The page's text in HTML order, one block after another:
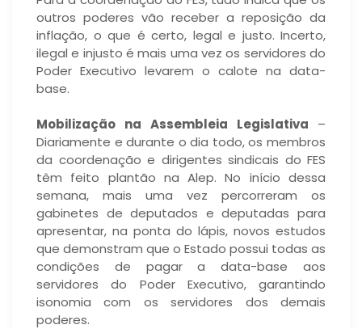
outros poderes vão receber a reposição da
inflação, o que é certo, legal e justo. Incerto,
ilegal e injusto é mais uma vez os servidores do
Poder Executivo levarem o calote na data-
base.
Mobilização na Assembleia Legislativa –
Diariamente e durante o dia todo, os membros
da coordenação e dirigentes sindicais do FES
têm feito plantão na Alep. No início dessa
semana, mais uma vez percorreram os
gabinetes de deputados e deputadas para
apresentar, na ponta do lápis, novos estudos
que demonstram que o Estado possui todas as
condições de pagar a data-base aos
servidores do Poder Executivo, garantindo
isonomia com os servidores dos demais
poderes.